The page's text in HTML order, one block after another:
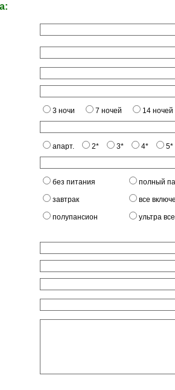
3 ночи 7 ночей 14 ночей
апарт. 2* 3* 4* 5*
без питания полный
завтрак все
полупансион
ультра